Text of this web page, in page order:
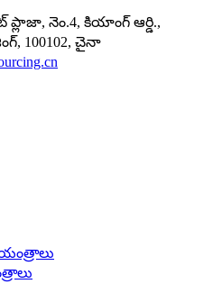
ప్లాజా, నెం.4, కియాంగ్ ఆర్డి.,
100102, చైనా